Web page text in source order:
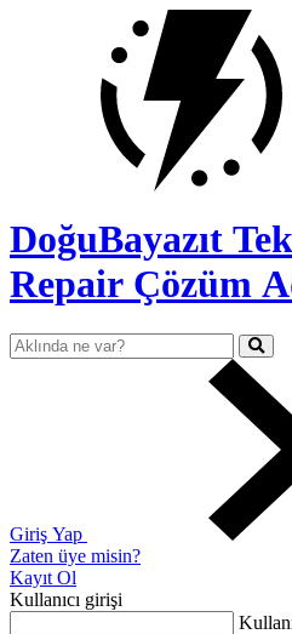
DoğuBayazıt
Repair Çözüm
Giriş Yap
Zaten üye misin?
Kayıt Ol
Kullanıcı girişi